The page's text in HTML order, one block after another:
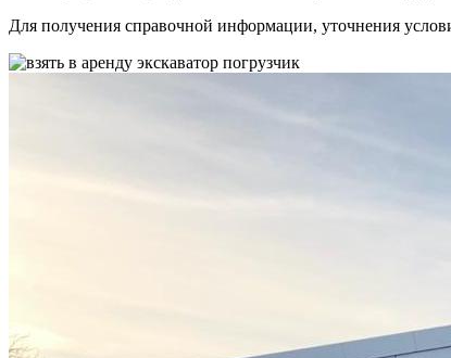
Для получения справочной информации, уточнения